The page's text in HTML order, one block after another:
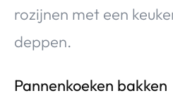
rozijnen met een
deppen.
Pannenkoeken bakken